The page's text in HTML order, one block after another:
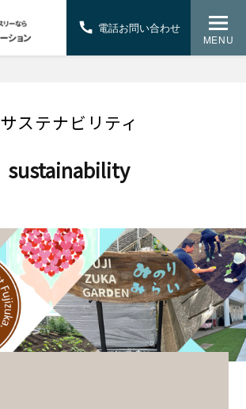
MENU
サステナビリティ
sustainability
電話お問い合わせ